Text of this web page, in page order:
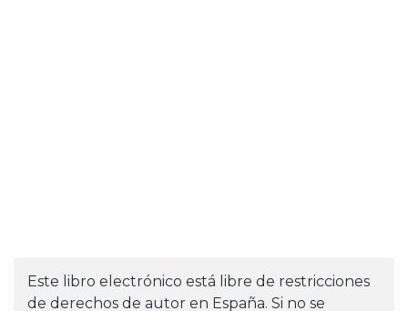
Este libro electrónico está libre de restricciones
de derechos de autor en España. Si no se